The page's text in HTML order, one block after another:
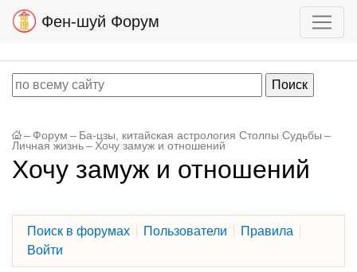
Фен-шуй Форум
– Форум – Ба-цзы, китайская астрология Столпы Судьбы –
Личная жизнь – Хочу замуж и отношений
Хочу замуж и отношений
Поиск в форумах Пользователи
Правила
Войти